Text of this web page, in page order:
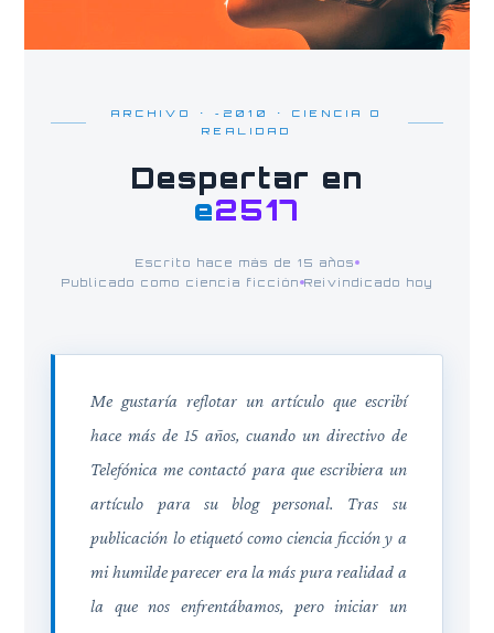
ARCHIVO · ~2010 · CIENCIA O
REALIDAD
Despertar en
e2517
Escrito hace más de 15 años
Publicado como ciencia ficción Reivindicado hoy
Me gustaría reflotar un artículo que escribí
hace más de 15 años, cuando un directivo de
Telefónica me contactó para que escribiera un
artículo para su blog personal. Tras su
publicación lo etiquetó como ciencia ficción y a
mi humilde parecer era la más pura realidad a
la que nos enfrentábamos, pero iniciar un